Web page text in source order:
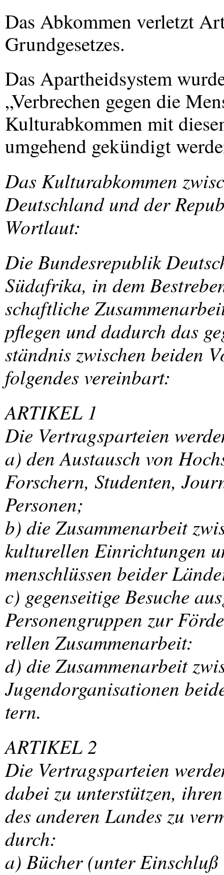
Das Abkommen verletzt
Grundgesetzes.
Das Apartheidsystem
„Verbrechen gegen die
Kulturabkommen mit
umgehend gekündigt
Das Kulturabkommen
Deutschland und der
Wortlaut:
Die Bundesrepublik
Südafrika, in dem
schaftliche
pflegen und dadurch das
ständnis zwischen beiden
folgendes vereinbart:
ARTIKEL 1
Die Vertragsparteien
a) den Austausch von
Forschern, Studenten,
Personen;
b) die Zusammenarbeit
kulturellen Einrichtungen
menschlüssen beider
c) gegenseitige Besuche
Personengruppen zur
rellen Zusammenarbeit:
d) die Zusammenarbeit
Jugendorganisationen
tern.
ARTIKEL2
Die Vertragsparteien
dabei zu unterstützen,
des anderen Landes zu
durch:
a) Bücher (unter